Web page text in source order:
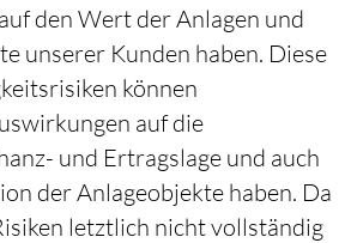
den Wert der Anlagen und
unserer Kunden haben. Diese
können
auf die
und Ertragslage und auch
der Anlageobjekte haben. Da
letztlich nicht vollständig